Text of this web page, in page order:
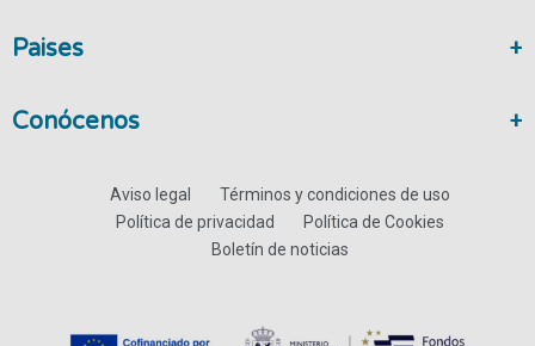
Paises
Conócenos
Aviso legal
Términos y condiciones de uso
Política de privacidad
Política de Cookies
Boletín de noticias